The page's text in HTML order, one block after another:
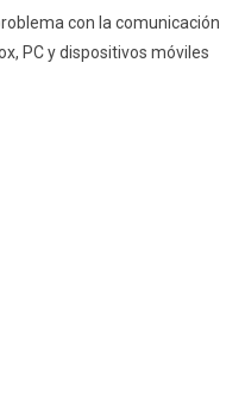
con la comunicación
PC y dispositivos móviles